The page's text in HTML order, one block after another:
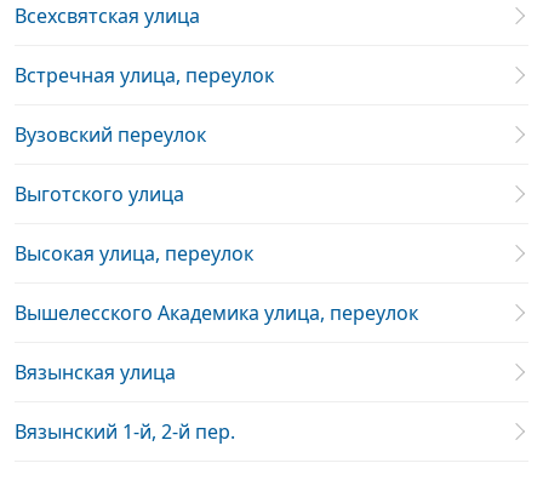
Всехсвятская улица
Встречная улица, переулок
Вузовский переулок
Выготского улица
Высокая улица, переулок
Вышелесского Академика улица, переулок
Вязынская улица
Вязынский 1-й, 2-й пер.